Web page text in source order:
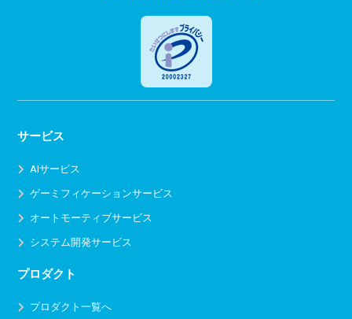
サービス
AIサービス
ゲーミフィケーションサービス
オートモーティブサービス
システム開発サービス
プロダクト
プロダクト一覧へ